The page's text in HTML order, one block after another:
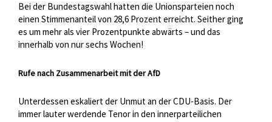
Bei der Bundestagswahl hatten die Unionsparteien noch
einen Stimmenanteil von 28,6 Prozent erreicht. Seither ging
es um mehr als vier Prozentpunkte abwärts – und das
innerhalb von nur sechs Wochen!
Rufe nach Zusammenarbeit mit der AfD
Unterdessen eskaliert der Unmut an der CDU-Basis. Der
immer lauter werdende Tenor in den innerparteilichen